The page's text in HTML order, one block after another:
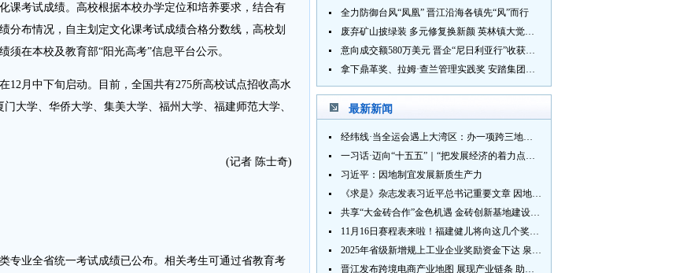
课考试成绩。高校根据本校办学定位和培养要求，结合有
分布情况，自主划定文化课考试成绩合格分数线，高校划
须在本校及教育部“阳光高考”信息平台公示。
月中下旬启动。目前，全国共有275所高校试点招收高水
大学、华侨大学、集美大学、福州大学、福建师范大学、
(记者 陈士奇)
业全省统一考试成绩已公布。相关考生可通过省教育考
全力防御台风“凤凰” 晋江沿海各镇先“风”而行
废弃矿山披绿装 多元修复换新颜 英林镇大觉山片区废弃矿山生态修复项目通过验收
意向成交额580万美元 晋企“尼日利亚行”收获满满
拿下鼎革奖、拉姆·查兰管理实践奖 安踏集团获企业管理权威奖项
最新新闻
经纬线·当全运会遇上大湾区：办一项跨三地的赛事有多硬核？
一习话·迈向“十五五”｜“把发展经济的着力点放在实体经济上”
习近平：因地制宜发展新质生产力
《求是》杂志发表习近平总书记重要文章 因地制宜发展新质生产力
共享“大金砖合作”金色机遇 金砖创新基地建设成效显著
11月16日赛程表来啦！福建健儿将向这几个奖牌发起冲击→
2025年省级新增规上工业企业奖励资金下达 泉州市获补资金居全省首位
晋江发布跨境电商产业地图 展现产业链条 助力“晋品出海”